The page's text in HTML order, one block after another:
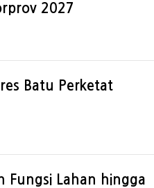
2027
Batu Perketat
Fungsi Lahan hingga